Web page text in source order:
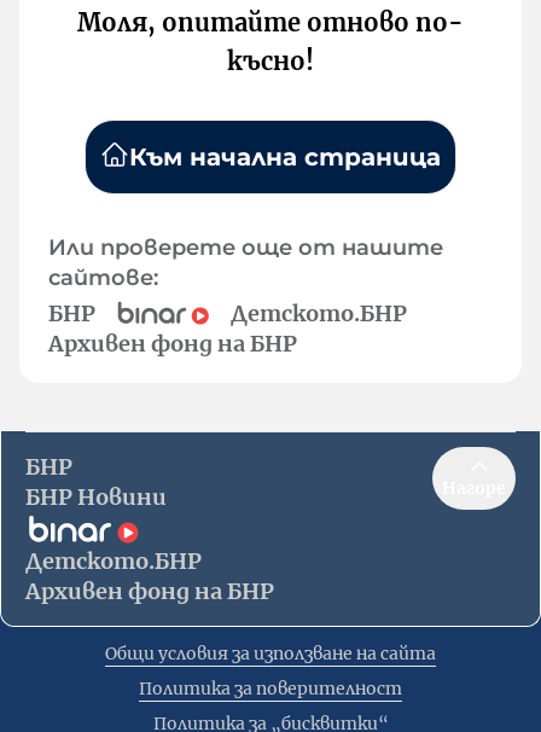
Моля, опитайте отново по-
късно!
Към начална страница
Или проверете още от нашите
сайтове:
БНР
Детското.БНР
Архивен фонд на БНР
БНР
БНР Новини
Детското.БНР
Архивен фонд на БНР
Общи условия за използване на сайта
Политика за поверителност
Политика за „бисквитки“